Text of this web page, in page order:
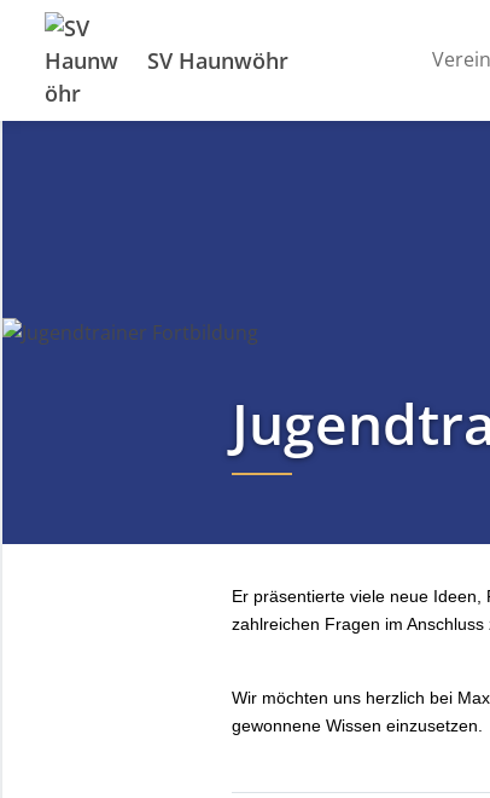
SV Haunwöhr Verein
Er präsentierte viele neue
zahlreichen Fragen im
Wir möchten uns herzlich bei
gewonnene Wissen einzusetzen.